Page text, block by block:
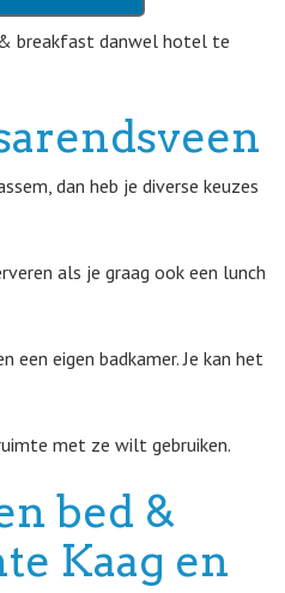
& breakfast danwel hotel te
dan heb je diverse keuzes
als je graag ook een lunch
eigen badkamer. Je kan het
met ze wilt gebruiken.
bed &
Kaag en